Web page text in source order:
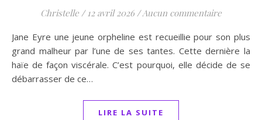
Christelle / 12 avril 2026 /Aucun commentaire
Jane Eyre une jeune orpheline est recueillie pour son plus
grand malheur par l’une de ses tantes. Cette dernière la
haïe de façon viscérale. C’est pourquoi, elle décide de se
débarrasser de ce…
LIRE LA SUITE